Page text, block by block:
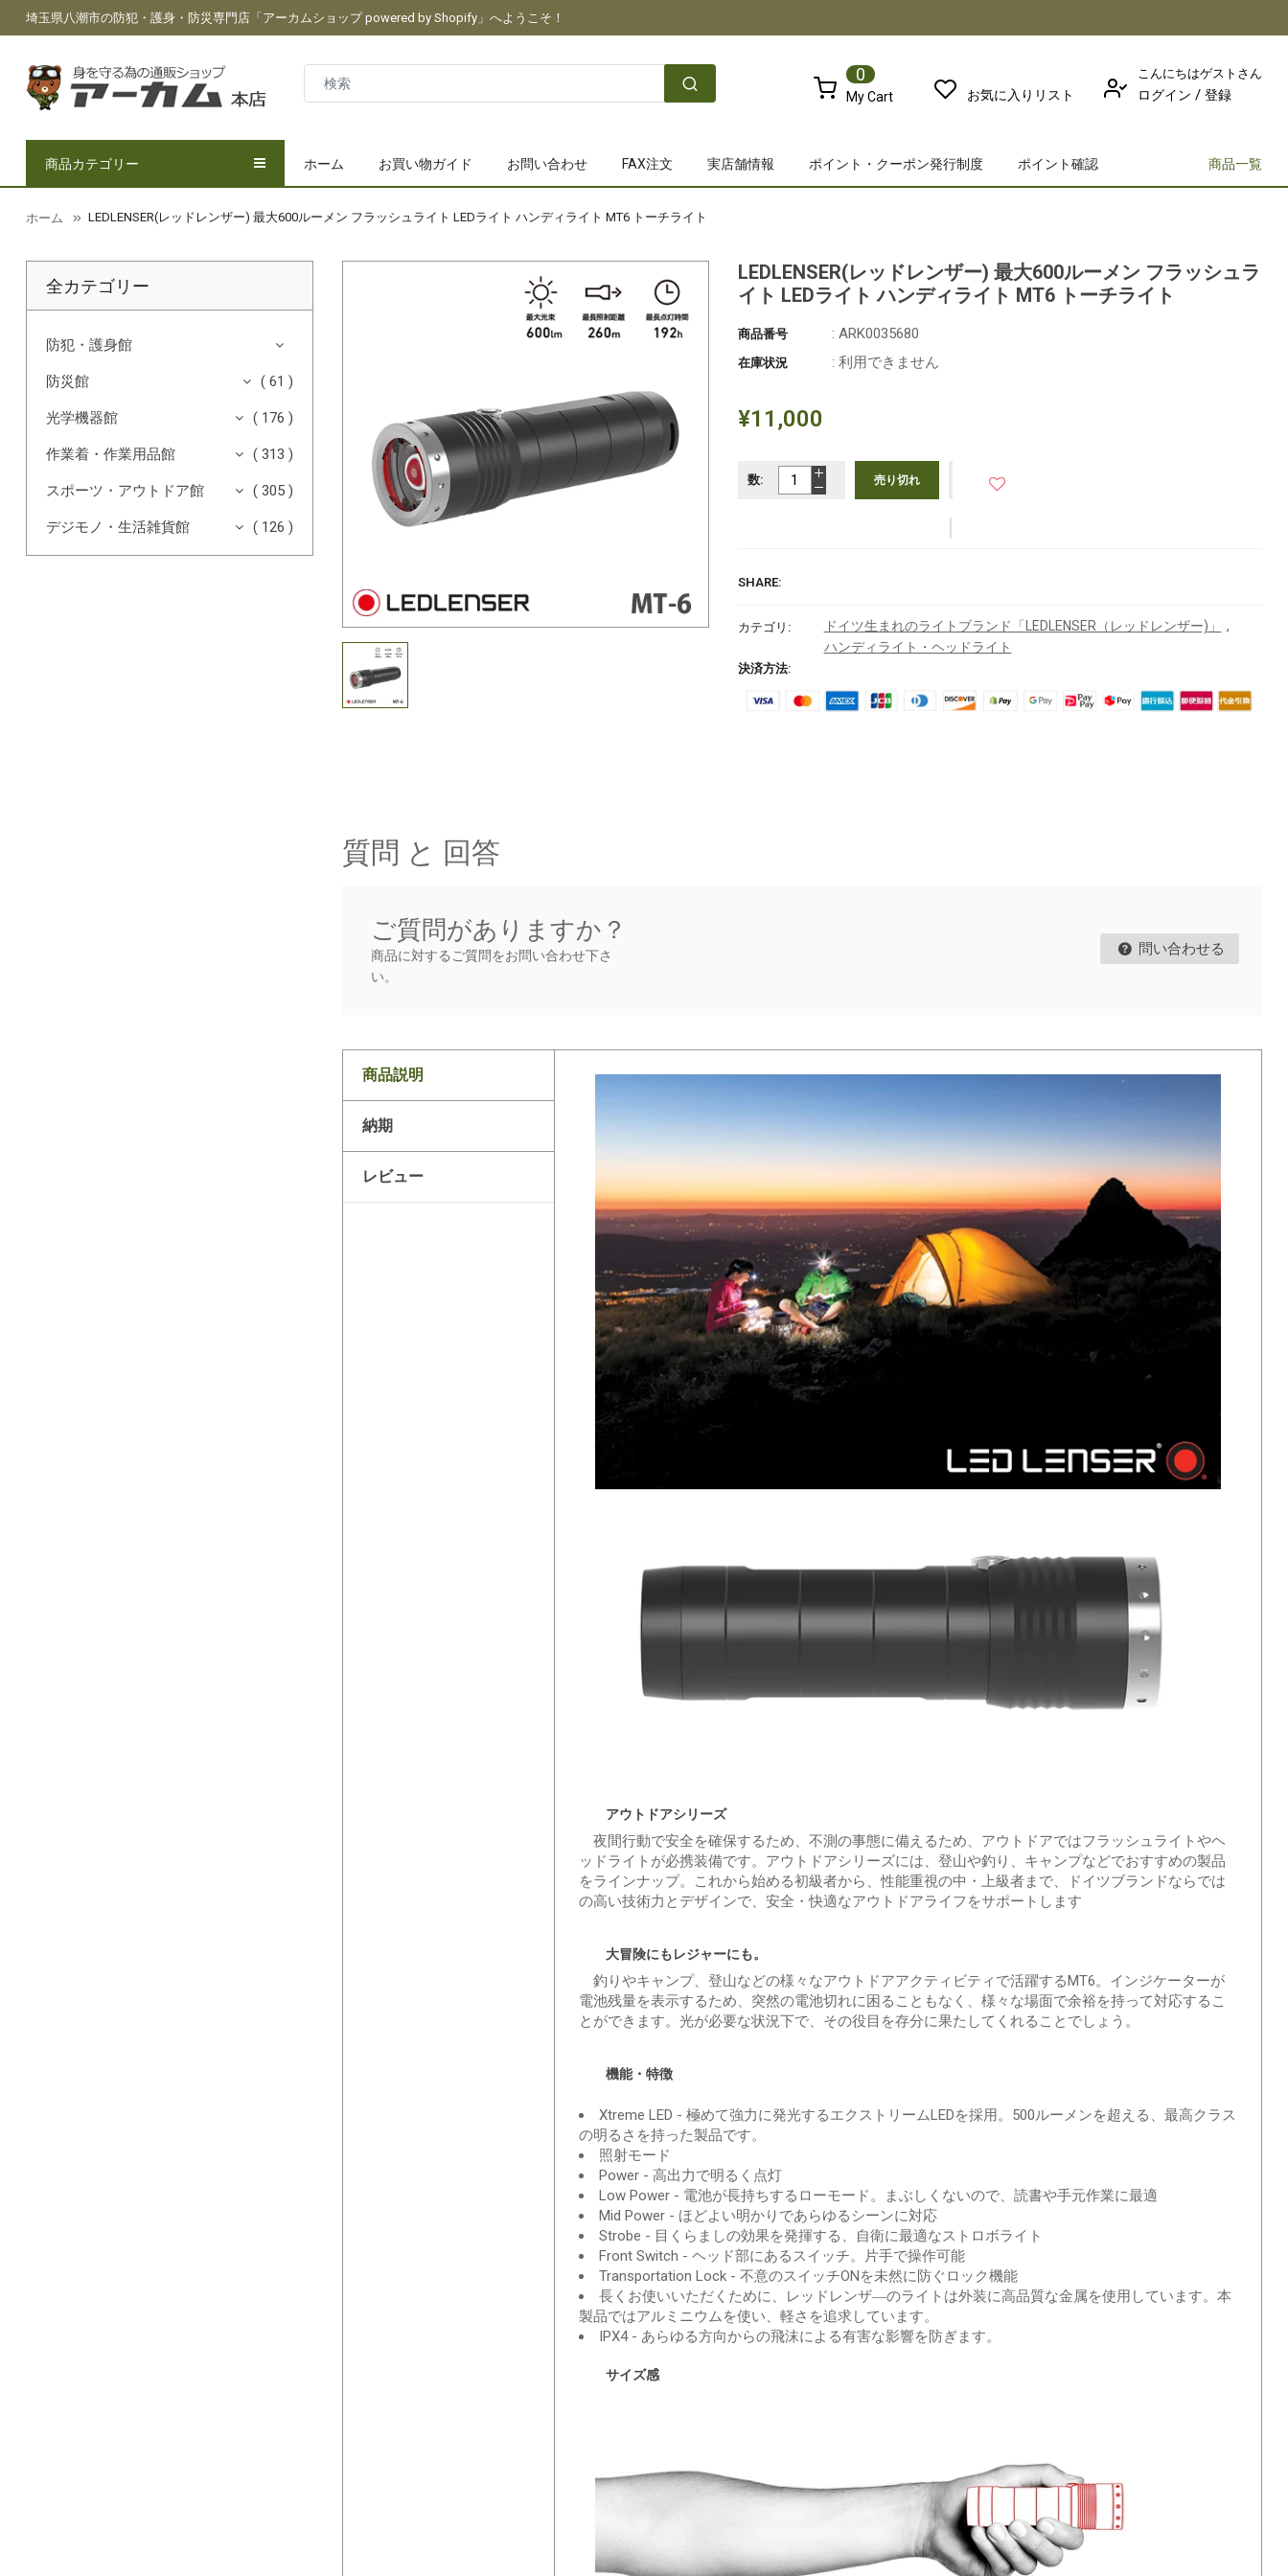
埼玉県八潮市の防犯・護身・防災専門店「アーカムショップ powered by Shopify」へようこそ！
こんにちはゲストさん
ログイン / 登録
お気に入りリスト
My Cart
0
商品カテゴリー ホーム お買い物ガイド お問い合わせ FAX注文 実店舗情報 ポイント・クーポン発行制度 ポイント確認 商品一覧
ホーム LEDLENSER(レッドレンザー) 最大600ルーメン フラッシュライト LEDライト ハンディライト MT6 トーチライト
全カテゴリー
防犯・護身館
防災館 ( 61 )
光学機器館 ( 176 )
作業着・作業用品館 ( 313 )
スポーツ・アウトドア館 ( 305 )
デジモノ・生活雑貨館 ( 126 )
LEDLENSER(レッドレンザー) 最大600ルーメン フラッシュラ
イト LEDライト ハンディライト MT6 トーチライト
商品番号 : ARK0035680
在庫状況 : 利用できません
¥11,000
数: 売り切れ
SHARE:
カテゴリ: ドイツ生まれのライトブランド「LEDLENSER（レッドレンザー)」 ,
ハンディライト・ヘッドライト
決済方法:
質問 と 回答
ご質問がありますか？
商品に対するご質問をお問い合わせ下さ
い。
問い合わせる
商品説明
納期
レビュー
アウトドアシリーズ
夜間行動で安全を確保するため、不測の事態に備えるため、アウトドアではフラッシュライトやヘ
ッドライトが必携装備です。アウトドアシリーズには、登山や釣り、キャンプなどでおすすめの製品
をラインナップ。これから始める初級者から、性能重視の中・上級者まで、ドイツブランドならでは
の高い技術力とデザインで、安全・快適なアウトドアライフをサポートします
大冒険にもレジャーにも。
釣りやキャンプ、登山などの様々なアウトドアアクティビティで活躍するMT6。インジケーターが
電池残量を表示するため、突然の電池切れに困ることもなく、様々な場面で余裕を持って対応するこ
とができます。光が必要な状況下で、その役目を存分に果たしてくれることでしょう。
機能・特徴
Xtreme LED - 極めて強力に発光するエクストリームLEDを採用。500ルーメンを超える、最高クラス
の明るさを持った製品です。
照射モード
Power - 高出力で明るく点灯
Low Power - 電池が長持ちするローモード。まぶしくないので、読書や手元作業に最適
Mid Power - ほどよい明かりであらゆるシーンに対応
Strobe - 目くらましの効果を発揮する、自衛に最適なストロボライト
Front Switch - ヘッド部にあるスイッチ。片手で操作可能
Transportation Lock - 不意のスイッチONを未然に防ぐロック機能
長くお使いいただくために、レッドレンザ―のライトは外装に高品質な金属を使用しています。本
製品ではアルミニウムを使い、軽さを追求しています。
IPX4 - あらゆる方向からの飛沫による有害な影響を防ぎます。
サイズ感